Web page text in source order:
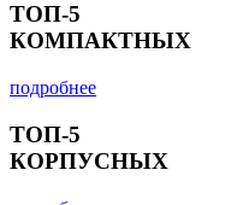
ТОП-5
КОМПАКТНЫХ
подробнее
ТОП-5
КОРПУСНЫХ